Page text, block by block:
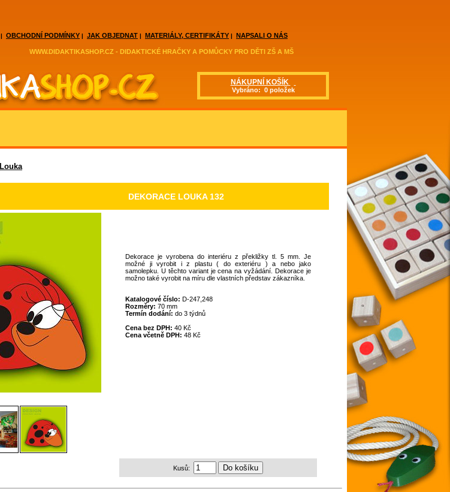
WWW.DIDAKTIKASHOP.CZ - DIDAKTICKÉ HRAČKY A POMŮCKY PRO DĚTI ZŠ A MŠ
| OBCHODNÍ PODMÍNKY | JAK OBJEDNAT | MATERIÁLY, CERTIFIKÁTY | NAPSALI O NÁS
NÁKUPNÍ KOŠÍK
Vybráno: 0 položek
Louka
DEKORACE LOUKA 132
Dekorace je vyrobena do interiéru z překližky tl. 5 mm. Je
možné ji vyrobit i z plastu ( do exteriéru ) a nebo jako
samolepku. U těchto variant je cena na vyžádání. Dekorace je
možno také vyrobit na míru dle vlastních představ zákazníka.
Katalogové číslo: D-247,248
Rozměry: 70 mm
Termín dodání: do 3 týdnů
Cena bez DPH: 40 Kč
Cena včetně DPH: 48 Kč
Kusů: